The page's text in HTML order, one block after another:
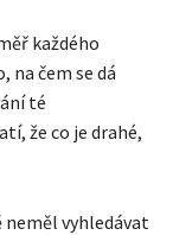
každého
na čem se dá
té
že co je drahé,
vyhledávat